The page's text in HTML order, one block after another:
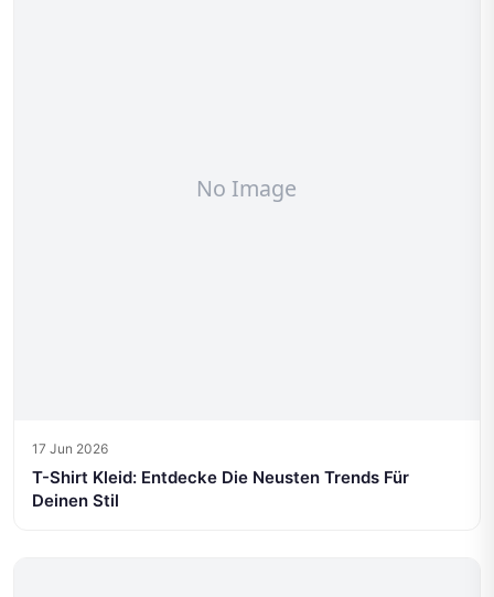
17 Jun 2026
T-Shirt Kleid: Entdecke Die Neusten Trends Für
Deinen Stil